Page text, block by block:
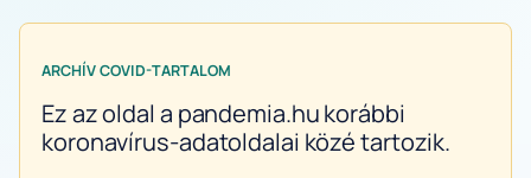
ARCHÍV COVID-TARTALOM
Ez az oldal a pandemia.hu korábbi
koronavírus-adatoldalai közé tartozik.